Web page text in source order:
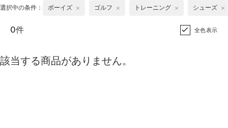
選択中の条件： ボーイズ ゴルフ トレーニング シューズ
0件 全色表示
該当する商品がありません。